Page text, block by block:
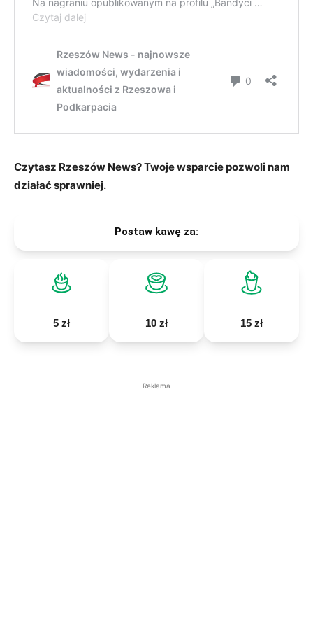
Czytasz Rzeszów News? Twoje wsparcie pozwoli nam
działać sprawniej.
Postaw kawę za:
5 zł 10 zł 15 zł
Reklama